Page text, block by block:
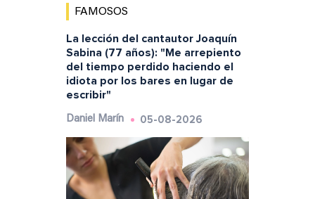
FAMOSOS
La lección del cantautor Joaquín
Sabina (77 años): "Me arrepiento
del tiempo perdido haciendo el
idiota por los bares en lugar de
escribir"
Daniel Marín 05-08-2026